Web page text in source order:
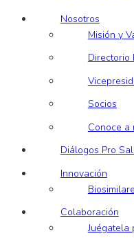
Nosotros
Misión y
Directorio
Socios
Conoce a
Diálogos Pro
Innovación
Colaboración
Juégatela